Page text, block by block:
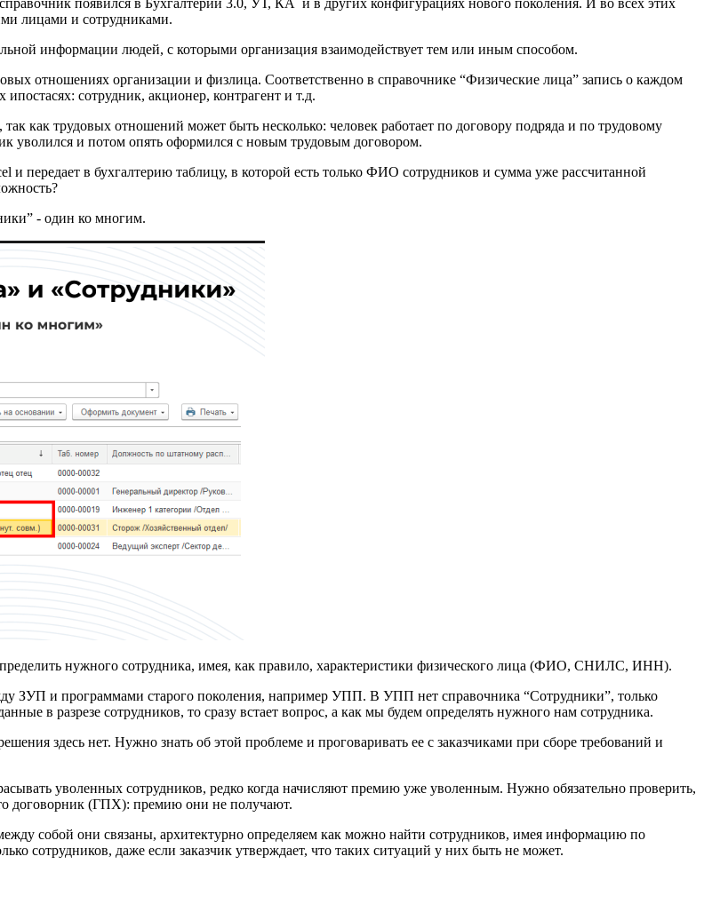
лицами и сотрудниками.
информации людей, с которыми организация взаимодействует тем или иным способом.
отношениях организации и физлица. Соответственно в справочнике “Физические лица” запись о каждом
сотрудник, акционер, контрагент и т.д.
как трудовых отношений может быть несколько: человек работает по договору подряда и по трудовому
уволился и потом опять оформился с новым трудовым договором.
передает в бухгалтерию таблицу, в которой есть только ФИО сотрудников и сумма уже рассчитанной
- один ко многим.
нужного сотрудника, имея, как правило, характеристики физического лица (ФИО, СНИЛС, ИНН).
ЗУП и программами старого поколения, например УПП. В УПП нет справочника “Сотрудники”, только
в разрезе сотрудников, то сразу встает вопрос, а как мы будем определять нужного нам сотрудника.
здесь нет. Нужно знать об этой проблеме и проговаривать ее с заказчиками при сборе требований и
уволенных сотрудников, редко когда начисляют премию уже уволенным. Нужно обязательно проверить,
договорник (ГПХ): премию они не получают.
собой они связаны, архитектурно определяем как можно найти сотрудников, имея информацию по
сотрудников, даже если заказчик утверждает, что таких ситуаций у них быть не может.